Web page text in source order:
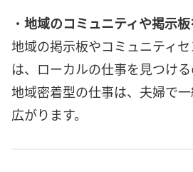
・ 地域のコミュニティや掲示
地域の掲示板やコミュニティ
は、ローカルの仕事を見つけ
地域密着型の仕事は、夫婦で
広がります。